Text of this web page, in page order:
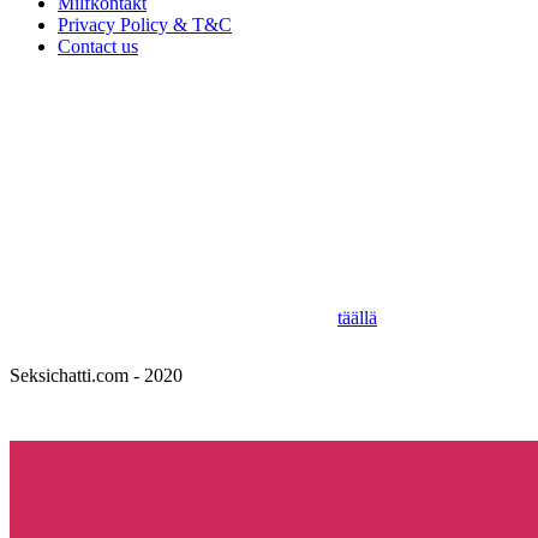
Privacy Policy & T&C
Contact us
täällä
Seksichatti.com - 2020